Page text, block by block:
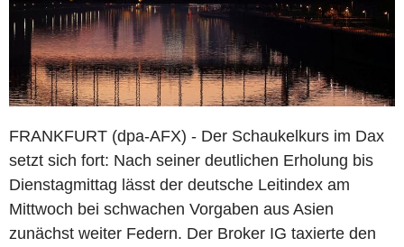
FRANKFURT (dpa-AFX) - Der Schaukelkurs im Dax
setzt sich fort: Nach seiner deutlichen Erholung bis
Dienstagmittag lässt der deutsche Leitindex am
Mittwoch bei schwachen Vorgaben aus Asien
zunächst weiter Federn. Der Broker IG taxierte den